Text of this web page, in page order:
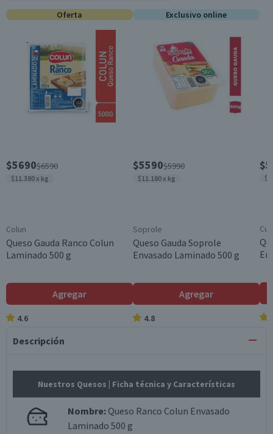
Oferta
$5690$6590
$11.380 x kg
Colun
Queso Gauda Ranco Colun
Laminado 500 g
Agregar
4.6
Exclusivo online
$5590$5990
$11.180 x kg
Soprole
Queso Gauda Soprole
Envasado Laminado 500 g
Agregar
4.8
Descripción
Nuestros Quesos | Ficha técnica y Características
Nombre: Queso Ranco Colun Envasado
Laminado 500 g